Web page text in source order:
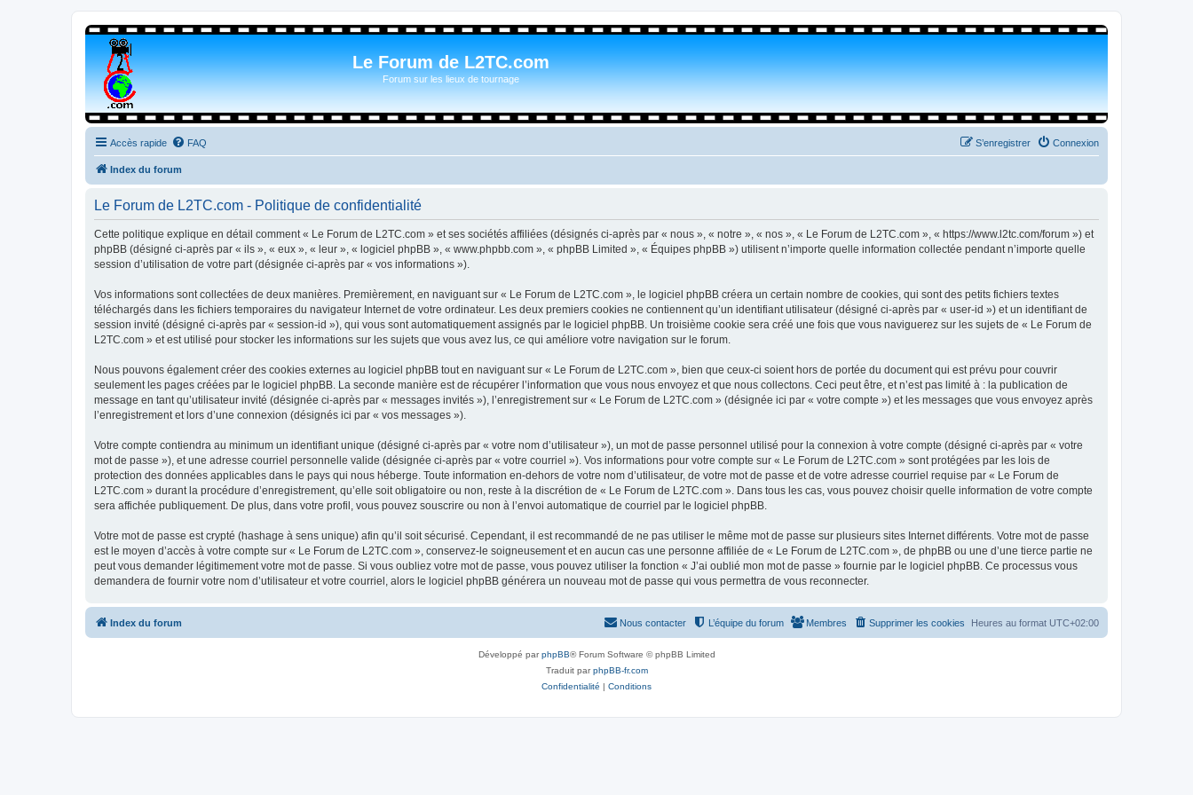
Le Forum de L2TC.com
Forum sur les lieux de tournage
Accès rapide FAQ Connexion
S’enregistrer
Index du forum
Le Forum de L2TC.com - Politique de confidentialité
Cette politique explique en détail comment « Le Forum de L2TC.com » et ses sociétés affiliées (désignés ci-après par « nous », « notre », « nos », « Le Forum de L2TC.com », « https://www.l2tc.com/forum ») et
phpBB (désigné ci-après par « ils », « eux », « leur », « logiciel phpBB », « www.phpbb.com », « phpBB Limited », « Équipes phpBB ») utilisent n’importe quelle information collectée pendant n’importe quelle
session d’utilisation de votre part (désignée ci-après par « vos informations »).
Vos informations sont collectées de deux manières. Premièrement, en naviguant sur « Le Forum de L2TC.com », le logiciel phpBB créera un certain nombre de cookies, qui sont des petits fichiers textes
téléchargés dans les fichiers temporaires du navigateur Internet de votre ordinateur. Les deux premiers cookies ne contiennent qu’un identifiant utilisateur (désigné ci-après par « user-id ») et un identifiant de
session invité (désigné ci-après par « session-id »), qui vous sont automatiquement assignés par le logiciel phpBB. Un troisième cookie sera créé une fois que vous naviguerez sur les sujets de « Le Forum de
L2TC.com » et est utilisé pour stocker les informations sur les sujets que vous avez lus, ce qui améliore votre navigation sur le forum.
Nous pouvons également créer des cookies externes au logiciel phpBB tout en naviguant sur « Le Forum de L2TC.com », bien que ceux-ci soient hors de portée du document qui est prévu pour couvrir
seulement les pages créées par le logiciel phpBB. La seconde manière est de récupérer l’information que vous nous envoyez et que nous collectons. Ceci peut être, et n’est pas limité à : la publication de
message en tant qu’utilisateur invité (désignée ci-après par « messages invités »), l’enregistrement sur « Le Forum de L2TC.com » (désignée ici par « votre compte ») et les messages que vous envoyez après
l’enregistrement et lors d’une connexion (désignés ici par « vos messages »).
Votre compte contiendra au minimum un identifiant unique (désigné ci-après par « votre nom d’utilisateur »), un mot de passe personnel utilisé pour la connexion à votre compte (désigné ci-après par « votre
mot de passe »), et une adresse courriel personnelle valide (désignée ci-après par « votre courriel »). Vos informations pour votre compte sur « Le Forum de L2TC.com » sont protégées par les lois de
protection des données applicables dans le pays qui nous héberge. Toute information en-dehors de votre nom d’utilisateur, de votre mot de passe et de votre adresse courriel requise par « Le Forum de
L2TC.com » durant la procédure d’enregistrement, qu’elle soit obligatoire ou non, reste à la discrétion de « Le Forum de L2TC.com ». Dans tous les cas, vous pouvez choisir quelle information de votre compte
sera affichée publiquement. De plus, dans votre profil, vous pouvez souscrire ou non à l’envoi automatique de courriel par le logiciel phpBB.
Votre mot de passe est crypté (hashage à sens unique) afin qu’il soit sécurisé. Cependant, il est recommandé de ne pas utiliser le même mot de passe sur plusieurs sites Internet différents. Votre mot de passe
est le moyen d’accès à votre compte sur « Le Forum de L2TC.com », conservez-le soigneusement et en aucun cas une personne affiliée de « Le Forum de L2TC.com », de phpBB ou une d’une tierce partie ne
peut vous demander légitimement votre mot de passe. Si vous oubliez votre mot de passe, vous pouvez utiliser la fonction « J’ai oublié mon mot de passe » fournie par le logiciel phpBB. Ce processus vous
demandera de fournir votre nom d’utilisateur et votre courriel, alors le logiciel phpBB générera un nouveau mot de passe qui vous permettra de vous reconnecter.
Index du forum Heures au format UTC+02:00
Supprimer les cookies
Membres
L’équipe du forum
Nous contacter
Développé parphpBB® Forum Software © phpBB Limited
Traduit parphpBB-fr.com
Confidentialité | Conditions